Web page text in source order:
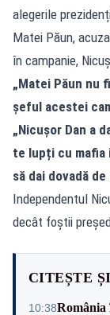
alegerile
Matei Păun,
în campanie,
„Matei Păun nu
șeful acestei
„Nicușor Dan a
te lupți cu mafia
să dai dovadă de
Independentul
decât foștii
CITEȘTE ȘI
10:38România